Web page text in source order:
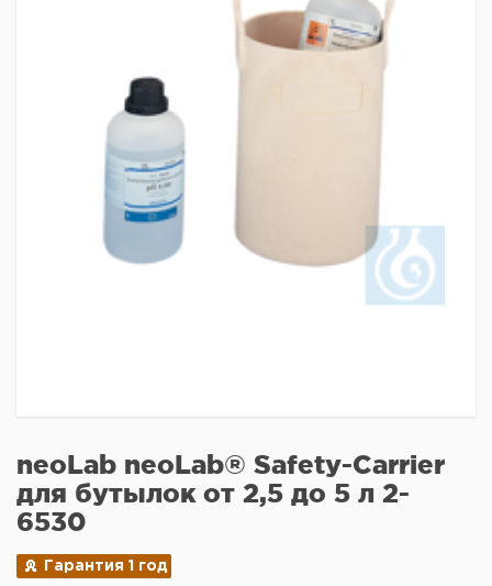
neoLab neoLab® Safety-Carrier
для бутылок от 2,5 до 5 л 2-
6530
Гарантия 1 год